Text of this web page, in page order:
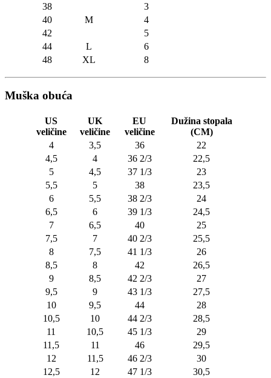
38
3
40
M
4
42
5
44
L
6
48
XL 8
Muška obuća
US
veličine
UK
veličine
EU
veličine
Dužina stopala
(CM)
4
3,5 36
22
4,5
4 36 2/3
22,5
5
4,5 37 1/3
23
5,5
5 38
23,5
6
5,5 38 2/3
24
6,5
6 39 1/3
24,5
7
6,5 40
25
7,5
7 40 2/3
25,5
8
7,5 41 1/3
26
8,5
8 42
26,5
9
8,5 42 2/3
27
9,5
9 43 1/3
27,5
10
9,5 44
28
10,5
10 44 2/3
28,5
11
10,5 45 1/3
29
11,5
11 46
29,5
12
11,5 46 2/3
30
12,5
12 47 1/3
30,5